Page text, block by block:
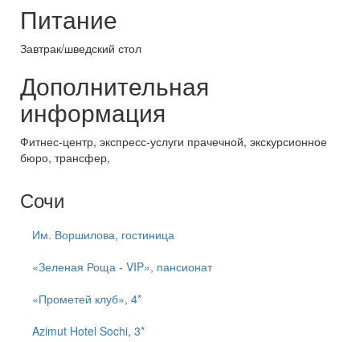
Питание
Завтрак/шведский стол
Дополнительная
информация
Фитнес-центр, экспресс-услуги прачечной, экскурсионное
бюро, трансфер,
Сочи
Им. Воршилова, гостиница
«Зеленая Роща - VIP», пансионат
«Прометей клуб», 4*
Azimut Hotel Sochi, 3*